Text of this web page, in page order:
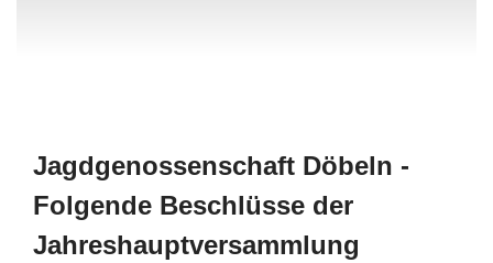
Jagdgenossenschaft Döbeln -
Folgende Beschlüsse der
Jahreshauptversammlung